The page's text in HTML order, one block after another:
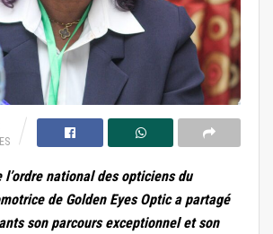
l’ordre national des opticiens du
de Golden Eyes Optic a partagé
son parcours exceptionnel et son